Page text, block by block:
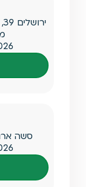
סשה ארגוב 23, קומה 1,